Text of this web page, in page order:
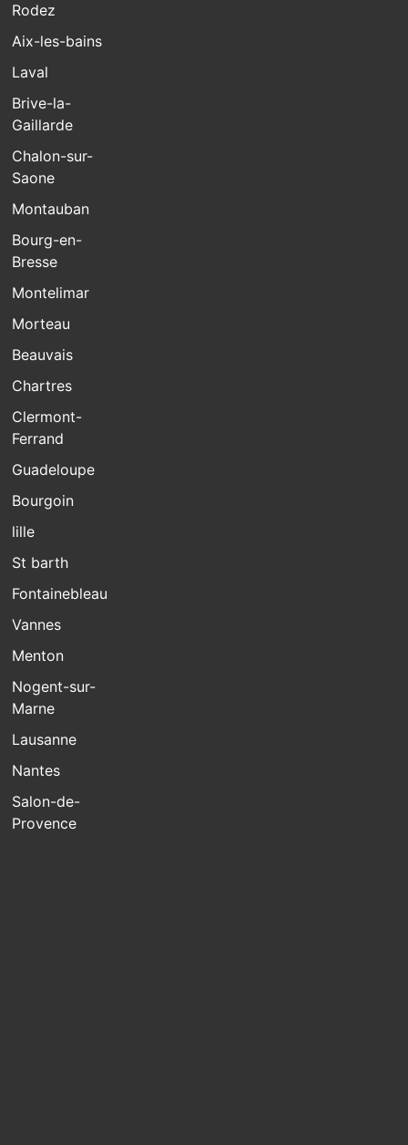
Rodez
Aix-les-bains
Laval
Brive-la-
Gaillarde
Chalon-sur-
Saone
Montauban
Bourg-en-
Bresse
Montelimar
Morteau
Beauvais
Chartres
Clermont-
Ferrand
Guadeloupe
Bourgoin
lille
St barth
Fontainebleau
Vannes
Menton
Nogent-sur-
Marne
Lausanne
Nantes
Salon-de-
Provence